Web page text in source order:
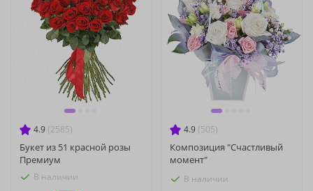
4.9 (2585)
Букет из 51 красной розы
Премиум
В наличии
4.9 (505)
Композиция "Счастливый
момент"
В наличии